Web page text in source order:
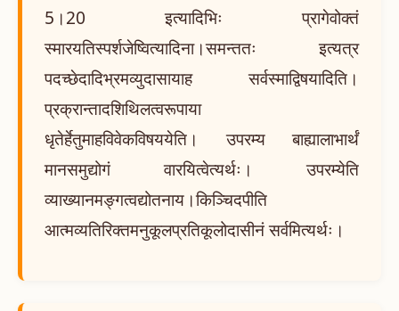
5।20 इत्यादिभिः प्रागेवोक्तं
स्मारयतिस्पर्शजेष्वित्यादिना।समन्ततः इत्यत्र
पदच्छेदादिभ्रमव्युदासायाह सर्वस्माद्विषयादिति।
प्रक्रान्तादशिथिलत्वरूपाया
धृतेर्हेतुमाहविवेकविषययेति। उपरम्य बाह्यालाभार्थं
मानसमुद्योगं वारयित्वेत्यर्थः। उपरम्येति
व्याख्यानमङ्गत्वद्योतनाय।किञ्चिदपीति
आत्मव्यतिरिक्तमनुकूलप्रतिकूलोदासीनं सर्वमित्यर्थः।